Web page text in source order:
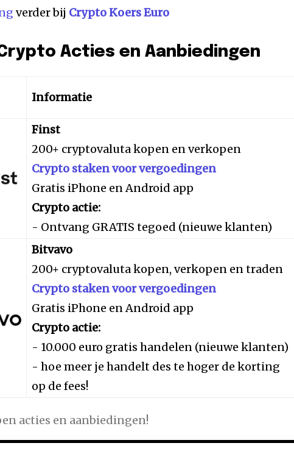
verder bij Crypto Koers Euro
Acties en Aanbiedingen
Informatie
Finst
200+ cryptovaluta kopen en verkopen
Crypto staken voor vergoedingen
Gratis iPhone en Android app
Crypto actie:
- Ontvang GRATIS tegoed (nieuwe klanten)
Bitvavo
200+ cryptovaluta kopen, verkopen en traden
Crypto staken voor vergoedingen
Gratis iPhone en Android app
Crypto actie:
- 10.000 euro gratis handelen (nieuwe klanten)
- hoe meer je handelt des te hoger de korting
op de fees!
acties en aanbiedingen!